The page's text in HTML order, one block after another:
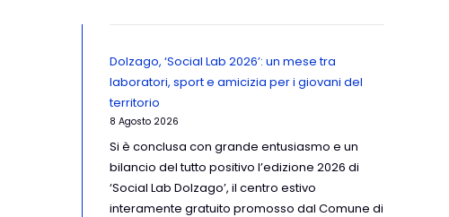
Dolzago, ‘Social Lab 2026’: un mese tra
laboratori, sport e amicizia per i giovani del
territorio
8 Agosto 2026
Si è conclusa con grande entusiasmo e un
bilancio del tutto positivo l’edizione 2026 di
‘Social Lab Dolzago’, il centro estivo
interamente gratuito promosso dal Comune di